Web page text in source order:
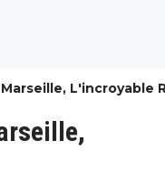
L'incroyable